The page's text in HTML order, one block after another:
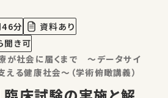
分
資料あり
聞き可
が社会に届くまで ～データサイ
える健康社会～（学術俯瞰講義）